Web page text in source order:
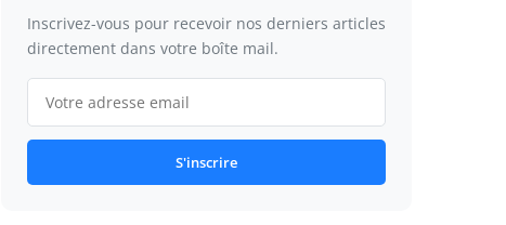
Inscrivez-vous pour recevoir nos derniers articles
directement dans votre boîte mail.
S'inscrire